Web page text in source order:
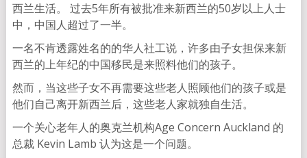
西兰生活。 过去5年所有被批准来新西兰的50岁以上人士
中，中国人超过了一半。
一名不肯透露姓名的的华人社工说，许多由子女担保来新
西兰的上年纪的中国移民是来照料他们的孩子。
然而，当这些子女不再需要这些老人照顾他们的孩子或是
他们自己离开新西兰后，这些老人家就独自生活。
一个关心老年人的奥克兰机构Age Concern Auckland 的
总裁 Kevin Lamb 认为这是一个问题。